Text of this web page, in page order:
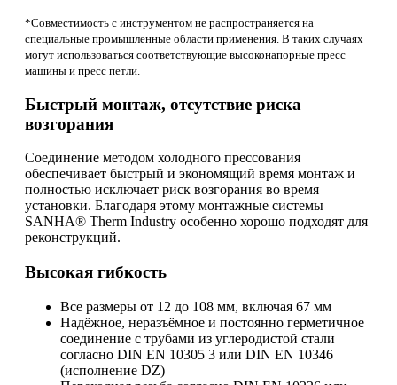
*Совместимость с инструментом не распространяется на
специальные промышленные области применения. В таких случаях
могут использоваться соответствующие высоконапорные пресс
машины и пресс петли.
Быстрый монтаж, отсутствие риска
возгорания
Соединение методом холодного прессования
обеспечивает быстрый и экономящий время монтаж и
полностью исключает риск возгорания во время
установки. Благодаря этому монтажные системы
SANHA® Therm Industry особенно хорошо подходят для
реконструкций.
Высокая гибкость
Все размеры от 12 до 108 мм, включая 67 мм
Надёжное, неразъёмное и постоянно герметичное
соединение с трубами из углеродистой стали
согласно DIN EN 10305 3 или DIN EN 10346
(исполнение DZ)